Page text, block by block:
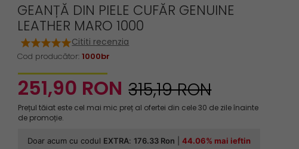
GEANȚĂ DIN PIELE CUFĂR GENUINE
LEATHER MARO 1000
Cod producător:1000br
Cititi recenzia
251,90 RON 315,19 RON